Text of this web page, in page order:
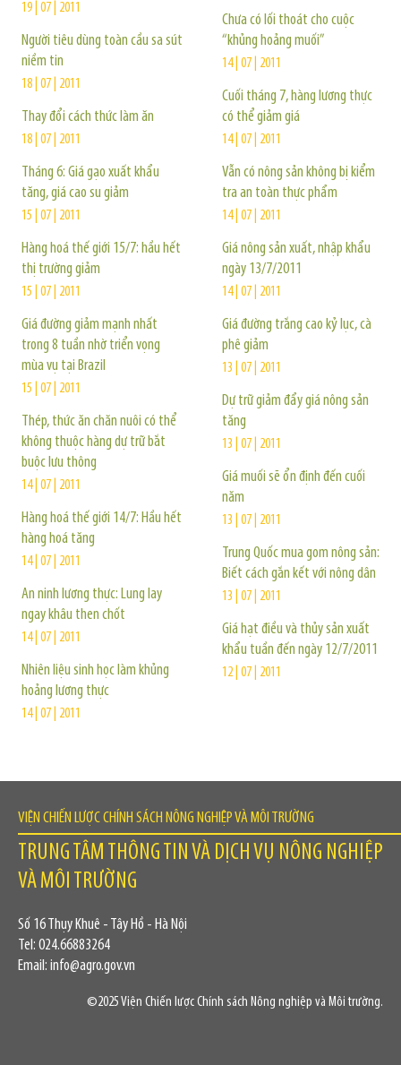
19 | 07 | 2011
Người tiêu dùng toàn cầu sa sút
niềm tin
18 | 07 | 2011
Thay đổi cách thức làm ăn
18 | 07 | 2011
Tháng 6: Giá gạo xuất khẩu
tăng, giá cao su giảm
15 | 07 | 2011
Hàng hoá thế giới 15/7: hầu hết
thị trường giảm
15 | 07 | 2011
Giá đường giảm mạnh nhất
trong 8 tuần nhờ triển vọng
mùa vụ tại Brazil
15 | 07 | 2011
Thép, thức ăn chăn nuôi có thể
không thuộc hàng dự trữ bắt
buộc lưu thông
14 | 07 | 2011
Hàng hoá thế giới 14/7: Hầu hết
hàng hoá tăng
14 | 07 | 2011
An ninh lương thực: Lung lay
ngay khâu then chốt
14 | 07 | 2011
Nhiên liệu sinh học làm khủng
hoảng lương thực
14 | 07 | 2011
Chưa có lối thoát cho cuộc
“khủng hoảng muối”
14 | 07 | 2011
Cuối tháng 7, hàng lương thực
có thể giảm giá
14 | 07 | 2011
Vẫn có nông sản không bị kiểm
tra an toàn thực phẩm
14 | 07 | 2011
Giá nông sản xuất, nhập khẩu
ngày 13/7/2011
14 | 07 | 2011
Giá đường trắng cao kỷ lục, cà
phê giảm
13 | 07 | 2011
Dự trữ giảm đẩy giá nông sản
tăng
13 | 07 | 2011
Giá muối sẽ ổn định đến cuối
năm
13 | 07 | 2011
Trung Quốc mua gom nông sản:
Biết cách gắn kết với nông dân
13 | 07 | 2011
Giá hạt điều và thủy sản xuất
khẩu tuần đến ngày 12/7/2011
12 | 07 | 2011
VIỆN CHIẾN LƯỢC CHÍNH SÁCH NÔNG NGHIỆP VÀ MÔI TRƯỜNG
TRUNG TÂM THÔNG TIN VÀ DỊCH VỤ NÔNG NGHIỆP
VÀ MÔI TRƯỜNG
Số 16 Thụy Khuê - Tây Hồ - Hà Nội
Tel: 024.66883264
Email: info@agro.gov.vn
©2025 Viện Chiến lược Chính sách Nông nghiệp và Môi trường.